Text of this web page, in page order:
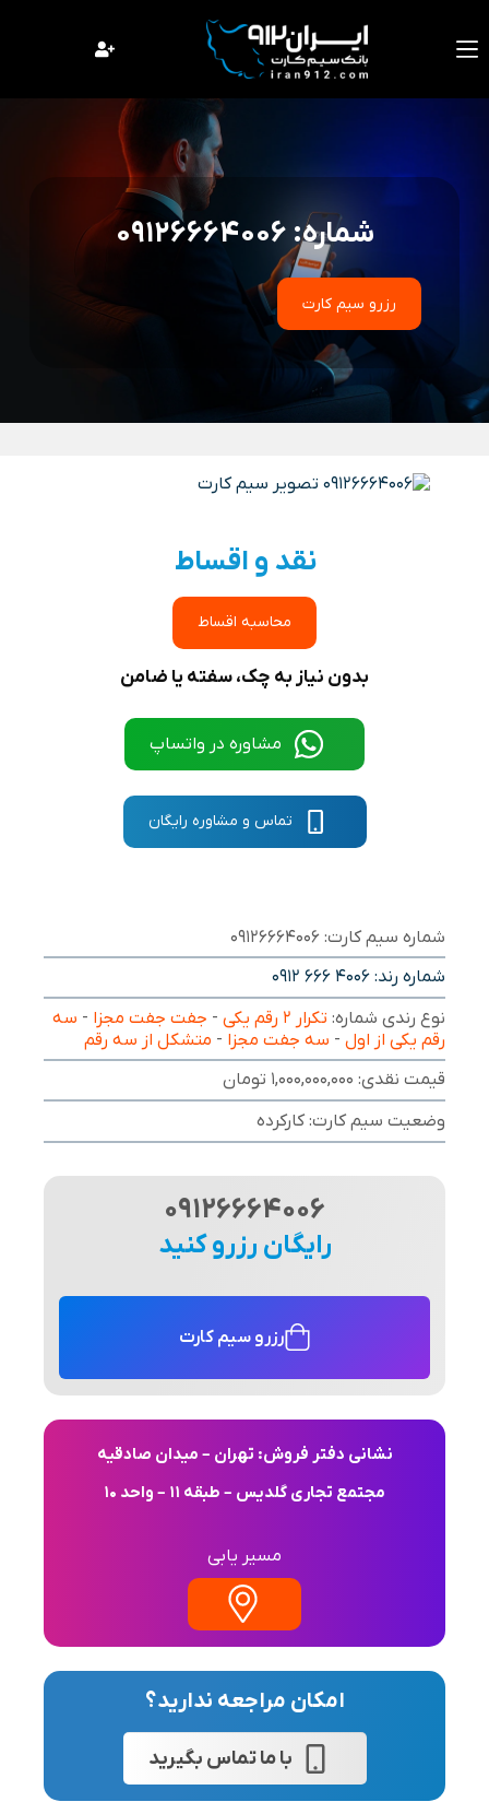
محتوا
شماره: 09126664006
رزرو سیم کارت
نقد و اقساط
محاسبه اقساط
بدون نیاز به چک، سفته یا ضامن
مشاوره در واتساپ
تماس و مشاوره رایگان
شماره سیم کارت: 09126664006
شماره رند:0912 666 4006
نوع رندی شماره: تکرار ۲ رقم یکی - جفت جفت مجزا - سه
رقم یکی از اول - سه جفت مجزا - متشکل از سه رقم
قیمت نقدی: 1,000,000,000 تومان
وضعیت سیم کارت: کارکرده
09126664006
رایگان رزرو کنید
رزرو سیم کارت
نشانی دفتر فروش: تهران – میدان صادقیه
مجتمع تجاری گلدیس – طبقه 11 – واحد 10
مسیر یابی
امکان مراجعه ندارید؟
با ما تماس بگیرید